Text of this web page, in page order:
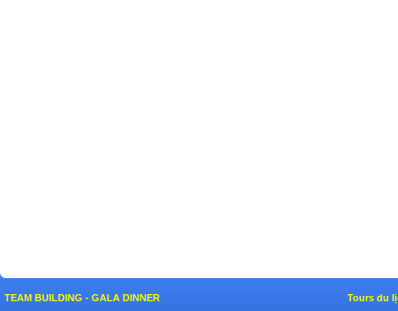
TEAM BUILDING - GALA DINNER
Tours du